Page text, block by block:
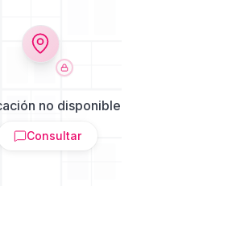
no disponible
Consultar